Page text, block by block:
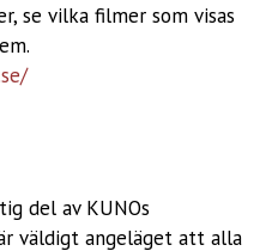
se vilka filmer som visas
del av KUNOs
väldigt angeläget att alla